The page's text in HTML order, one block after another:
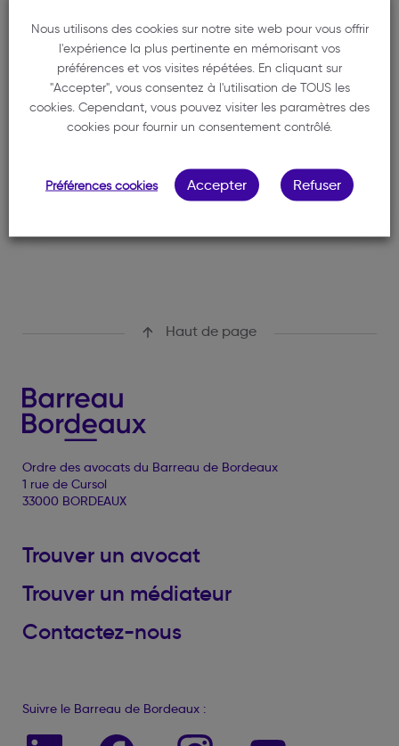
Cabinet
CHARTIER PAULINE
06 52 84 93 92
https://www.chartieravocats.fr/
pchartier@chartieravocats.fr
Bâtiment A - Lot 13
33100 BORDEAUX
Haut de page
Ordre des avocats du Barreau de Bordeaux
1 rue de Cursol
33000 BORDEAUX
Trouver un avocat
Trouver un médiateur
Contactez-nous
Suivre le Barreau de Bordeaux :
Nous utilisons des cookies sur notre site web pour vous offrir
l'expérience la plus pertinente en mémorisant vos
préférences et vos visites répétées. En cliquant sur
"Accepter", vous consentez à l'utilisation de TOUS les
cookies. Cependant, vous pouvez visiter les paramètres des
cookies pour fournir un consentement contrôlé.
Préférences cookies Accepter Refuser